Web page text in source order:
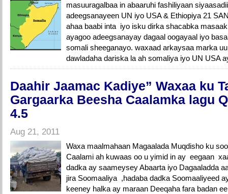
masuuragalbaa in abaaruhi fashiliyaan
adeegsanayeen UN iyo USA & Ethiopiya 21
ahaa baabi inta iyo isku dirka shacabka
ayagoo adeegsanayay dagaal oogayaal iyo
somali sheeganayo. waxaad arkaysaa marka
dawladaha dariska la ah somaliya iyo UN USA
Daahir Jaamac Kadiye” Waxaa ku
Gargaarka Beesha Caalamka lagu
4.5
Aug 21, 2011
Waxa maalmahaan Magaalada Muqdisho ku
Caalami ah kuwaas oo u yimid in ay eegaan
dadka ay saameysey Abaarta iyo Dagaaladda
jira Soomaaliya ,hadaba dadka Soomaaliyeed
keeney halka ay maraan Deeqaha fara badan